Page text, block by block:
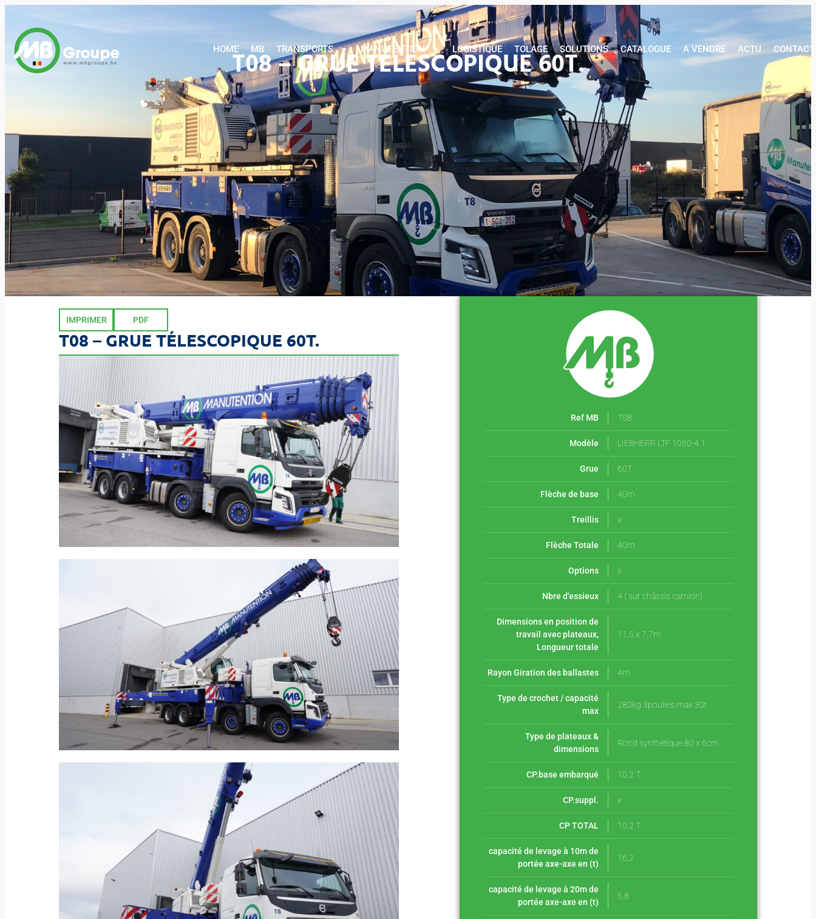
HOME MB TRANSPORTS MANUTENTION LOGISTIQUE TOLAGE SOLUTIONS CATALOGUE A VENDRE ACTU CONTACT
TRANSPORTS MANUTENTION LOGISTIQUE TOLAGE SOLUTIONS CATALOGUE A VENDRE
T08 – GRUE TÉLESCOPIQUE 60T.
IMPRIMER PDF
T08 – GRUE TÉLESCOPIQUE 60T.
Ref MB T08
Modèle LIEBHERR LTF 1060-4.1
Grue 60T.
Flèche de base 40m
Treillis x
Flèche Totale 40m
Options x
Nbre d'essieux 4 ( sur châssis camion)
Dimensions en position de
travail avec plateaux,
Longueur totale
11,5 x 7,7m
Rayon Giration des ballastes 4m
Type de crochet / capacité
max
280kg 3poulies max 30t
Type de plateaux &
dimensions
Rond synthétique 80 x 6cm
CP.base embarqué 10,2 T.
CP.suppl. x
CP TOTAL 10,2 T.
capacité de levage à 10m de
portée axe-axe en (t)
16,2
capacité de levage à 20m de
portée axe-axe en (t)
5,8